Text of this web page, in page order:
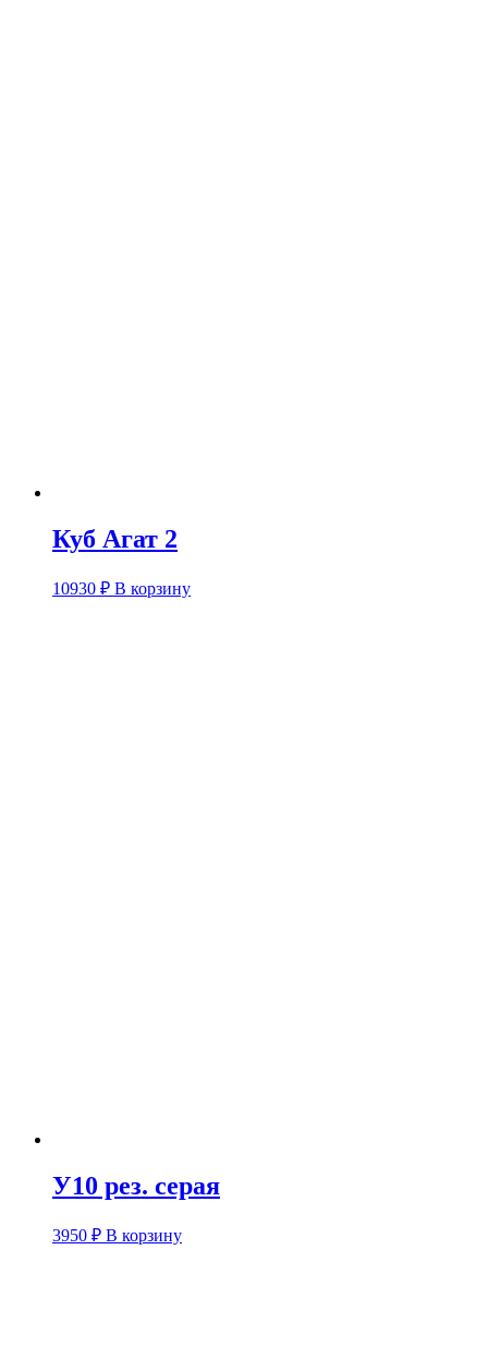
Куб Агат 2
10930 ₽ В корзину
У10 рез. серая
3950 ₽ В корзину